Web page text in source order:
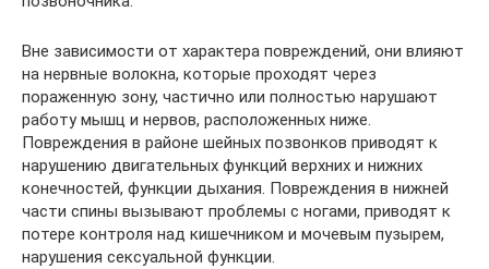
Вне зависимости от характера повреждений, они влияют
на нервные волокна, которые проходят через
пораженную зону, частично или полностью нарушают
работу мышц и нервов, расположенных ниже.
Повреждения в районе шейных позвонков приводят к
нарушению двигательных функций верхних и нижних
конечностей, функции дыхания. Повреждения в нижней
части спины вызывают проблемы с ногами, приводят к
потере контроля над кишечником и мочевым пузырем,
нарушения сексуальной функции.